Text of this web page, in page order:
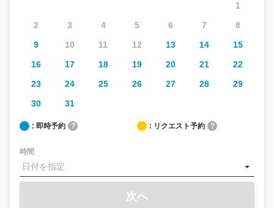
1
2
3 4 5 6 7
8
9
10 11 12 13 14
15
16
17 18 19 20 21
22
23
24 25 26 27 28
29
30
31
: 即時予約 ? : リクエスト予約 ?
時間
次へ